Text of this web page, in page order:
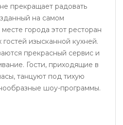
прекращает радовать
на самом
города этот ресторан
изысканной кухней.
прекрасный сервис и
Гости, приходящие в
танцуют под тихую
шоу-программы.